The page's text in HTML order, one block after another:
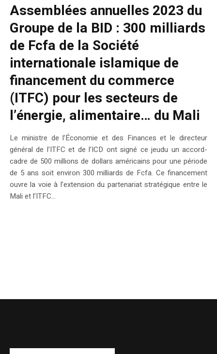
Assemblées annuelles 2023 du
Groupe de la BID : 300 milliards
de Fcfa de la Société
internationale islamique de
financement du commerce
(ITFC) pour les secteurs de
l’énergie, alimentaire… du Mali
Le ministre de l’Économie et des Finances et le directeur
général de l’ITFC et de l’ICD ont signé ce jeudu un accord-
cadre de 500 millions de dollars américains pour une période
de 5 ans soit environ 300 milliards de Fcfa. Ce financement
ouvre la voie à l’extension du partenariat stratégique entre le
Mali et l’ITFC...